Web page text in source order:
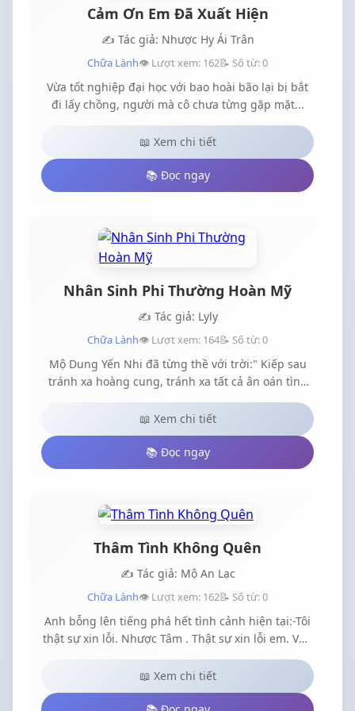
duyên không nợ, hẹn ngươi khi mùa hoa nở, nơi
mà lòng đã lành những tổn thương.Cre ảnh: 原生
Cảm Ơn Em Đã Xuất Hiện
✍️ Tác giả: Nhược Hy Ái Trân
Chữa Lành👁️ Lượt xem: 162📝 Số từ: 0
Vừa tốt nghiệp đại học với bao hoài bão lại bị bắt
đi lấy chồng, người mà cô chưa từng gặp mặt...
📖 Xem chi tiết
📚 Đọc ngay
Nhân Sinh Phi Thường Hoàn Mỹ
✍️ Tác giả: Lyly
Chữa Lành👁️ Lượt xem: 164📝 Số từ: 0
Mộ Dung Yến Nhi đã từng thề với trời:" Kiếp sau
tránh xa hoàng cung, tránh xa tất cả ân oán tình
thù."
📖 Xem chi tiết
📚 Đọc ngay
Thâm Tình Không Quên
✍️ Tác giả: Mộ An Lạc
Chữa Lành👁️ Lượt xem: 162📝 Số từ: 0
Anh bỗng lên tiếng phá hết tình cảnh hiện tại:-Tôi
thật sự xin lỗi. Nhược Tâm . Thật sự xin lỗi em. Vừa
nói anh vừa mở thật to mắt nhìn chính diện vào cô,
anh sờ nhẹ lên gương mặt thanh tú của cô, anh
liền cố nhích người tiến gần tới gương mặt cô, môi
📖 Xem chi tiết